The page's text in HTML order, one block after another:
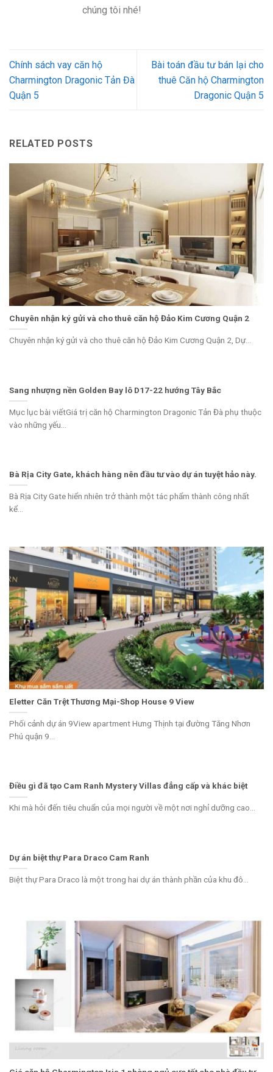
chúng tôi nhé!
Chính sách vay căn hộ
Charmington Dragonic Tản Đà
Quận 5
Bài toán đầu tư bán lại cho
thuê Căn hộ Charmington
Dragonic Quận 5
RELATED POSTS
Chuyên nhận ký gửi và cho thuê căn hộ Đảo Kim Cương Quận 2
Chuyên nhận ký gửi và cho thuê căn hộ Đảo Kim Cương Quận 2, Dự...
Sang nhượng nền Golden Bay lô D17-22 hướng Tây Bắc
Mục lục bài viếtGiá trị căn hộ Charmington Dragonic Tản Đà phụ thuộc
vào những yếu...
Bà Rịa City Gate, khách hàng nên đầu tư vào dự án tuyệt hảo này.
Bà Rịa City Gate hiển nhiên trở thành một tác phẩm thành công nhất
kể...
Eletter Căn Trệt Thương Mại-Shop House 9 View
Phối cảnh dự án 9View apartment Hưng Thịnh tại đường Tăng Nhơn
Phú quận 9...
Điều gì đã tạo Cam Ranh Mystery Villas đẳng cấp và khác biệt
Khi mà hỏi đến tiêu chuẩn của mọi người về một nơi nghỉ dưỡng cao...
Dự án biệt thự Para Draco Cam Ranh
Biệt thự Para Draco là một trong hai dự án thành phần của khu đô...